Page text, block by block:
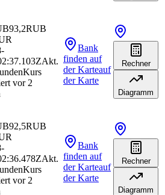
93,2RUB
Akt.
Kurs
vor 2
Bank
finden auf
der Karteauf
der Karte
Rechner
Diagramm
92,5RUB
Akt.
Kurs
vor 2
Bank
finden auf
der Karteauf
der Karte
Rechner
Diagramm